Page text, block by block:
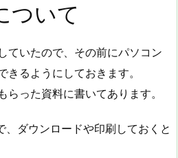
ついて
ていたので、その前にパソコン
るようにしておきます。
った資料に書いてあります。
、ダウンロードや印刷しておくと